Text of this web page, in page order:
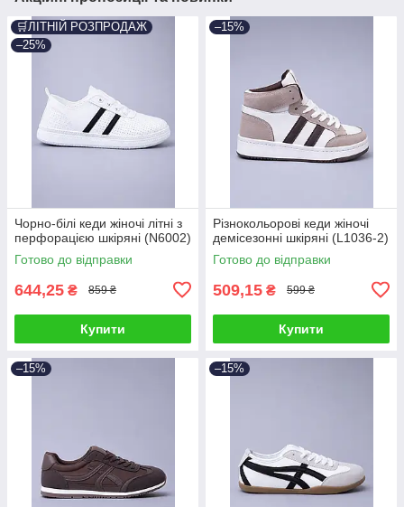
🛒ЛІТНІЙ РОЗПРОДАЖ
–25%
Чорно-білі кеди жіночі літні з
перфорацією шкіряні (N6002)
Готово до відправки
644,25 ₴ 859 ₴
Купити
–15%
Різнокольорові кеди жіночі
демісезонні шкіряні (L1036-2)
Готово до відправки
509,15 ₴ 599 ₴
Купити
–15% –15%